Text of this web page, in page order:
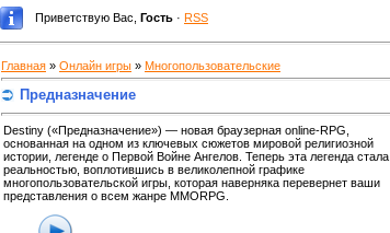
Приветствую Вас Гость · RSS
Главная » Онлайн игры » Многопользовательские
Предназначение
Destiny («Предназначение») — новая браузерная online-RPG,
основанная на одном из ключевых сюжетов мировой религиозной
истории, легенде о Первой Войне Ангелов. Теперь эта легенда стала
реальностью, воплотившись в великолепной графике
многопользовательской игры, которая наверняка перевернет ваши
представления о всем жанре MMORPG.